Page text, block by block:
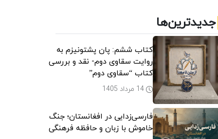
جدیدترین‌ها
کتاب ششم: پان پشتونیزم به
روایت سقاوی دوم- نقد و بررسی
کتاب “سقاوی دوم”
فارسی‌زدایی در افغانستان؛ جنگ
خاموش با زبان و حافظه فرهنگی